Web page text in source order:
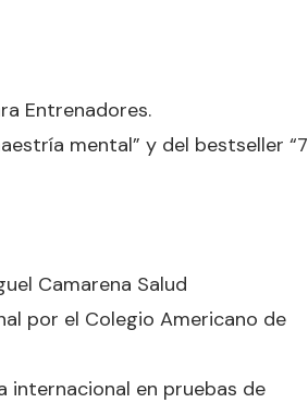
Entrenadores.
mental” y del bestseller “7
Camarena Salud
por el Colegio Americano de
internacional en pruebas de